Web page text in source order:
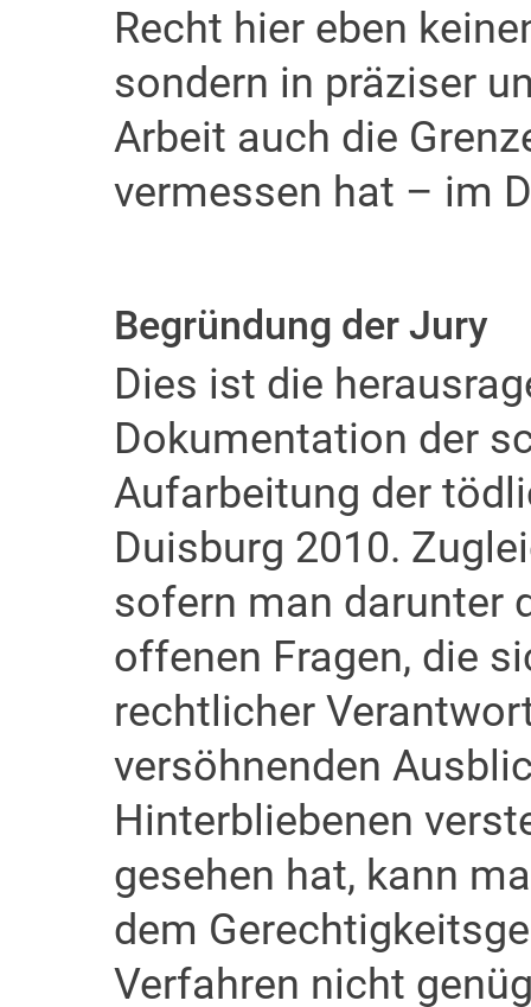
Recht hier eben
sondern in präziser
Arbeit auch die
vermessen hat – im
Begründung der Jury
Dies ist die
Dokumentation der
Aufarbeitung der
Duisburg 2010.
sofern man darunter
offenen Fragen, die
rechtlicher
versöhnenden
Hinterbliebenen
gesehen hat, kann
dem
Verfahren nicht